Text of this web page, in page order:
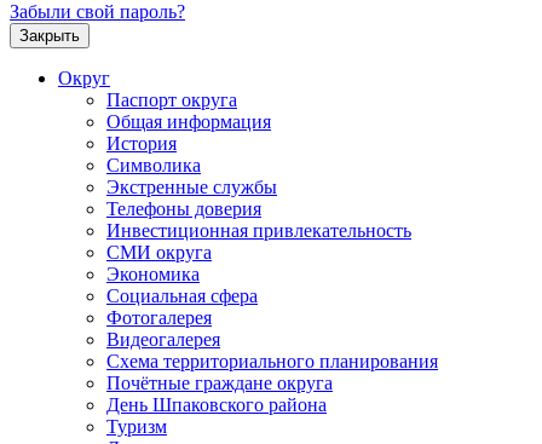
Забыли свой пароль?
Закрыть
Округ
Паспорт округа
Общая информация
История
Символика
Экстренные службы
Телефоны доверия
Инвестиционная привлекательность
СМИ округа
Экономика
Социальная сфера
Фотогалерея
Видеогалерея
Схема территориального планирования
Почётные граждане округа
День Шпаковского района
Туризм